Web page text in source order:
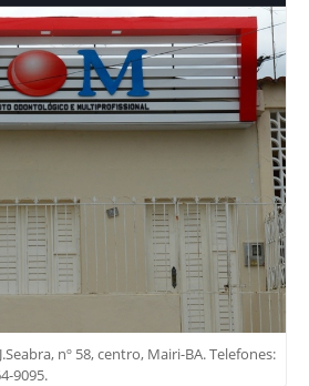
nº 58, centro, Mairi-BA. Telefones:
9095.